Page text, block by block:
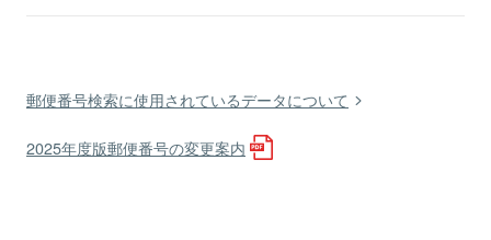
郵便番号検索に使用されているデータについて
2025年度版郵便番号の変更案内